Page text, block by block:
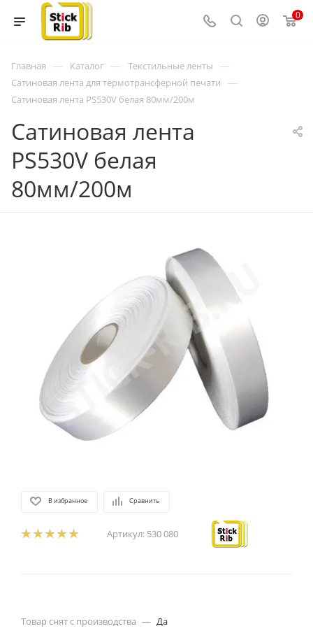
0
Главная — Каталог — Текстильные ленты —
Сатиновая лента для термотрансферной печати —
Сатиновая лента PS530V белая 80мм/200м
Сатиновая лента
PS530V белая
80мм/200м
В избранное Сравнить
Артикул: 530 080
Товар снят с производства — Да